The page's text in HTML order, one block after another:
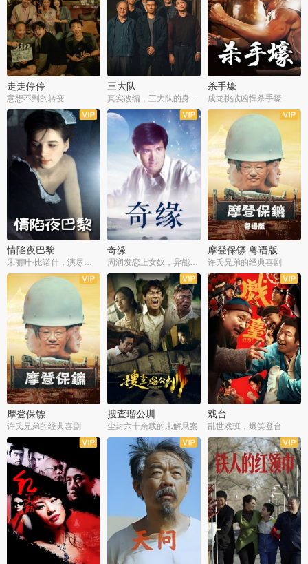
走走停停
意想不到的转变
三大队 杀手壕
成龙挑战凶悍杀手壕
情陷夜巴黎
朱丽叶·比诺什，演尽失爱之痛
奇缘
周润发恋上女奴，异能护体战邪派
摩登保镖 粤语版
许氏兄弟的经典喜剧
摩登保镖
许氏兄弟的经典喜剧
搜查瑠公圳
尘封六十余载的未解悬案
戏台
乱世戏班，爆笑登台